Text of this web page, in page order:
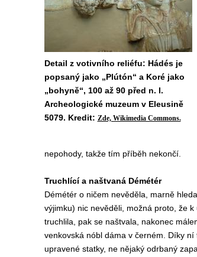
Detail z votivního reliéfu: Hádés je
popsaný jako „Plútón“ a Koré jako
„bohyně“, 100 až 90 před n. l.
Archeologické muzeum v Eleusině
5079. Kredit: Zde, Wikimedia Commons.
nepohody, takže tím příběh nekončí.
Truchlící a naštvaná Démétér
Démétér o ničem nevěděla, marně
výjimku) nic nevěděli, možná proto, že
truchlila, pak se naštvala, nakonec
venkovská nóbl dáma v černém. Díky ní
upravené statky, ne nějaký odrbaný